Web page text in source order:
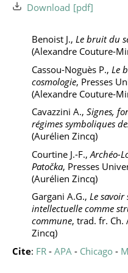
Download
Benoist J., Le bruit du
(Alexandre Couture-
Cassou-Noguès P., Le
cosmologie, Presses
(Alexandre Couture-
Cavazzini A., Signes,
régimes symboliques
(Aurélien Zincq)
Courtine J.-F.,Archéo-
Patočka, Presses
(Aurélien Zincq)
Gargani A.G., Le
intellectuelle comme
commune, trad. fr. Ch.
Zincq)
Cite: FR - APA - Chicago -